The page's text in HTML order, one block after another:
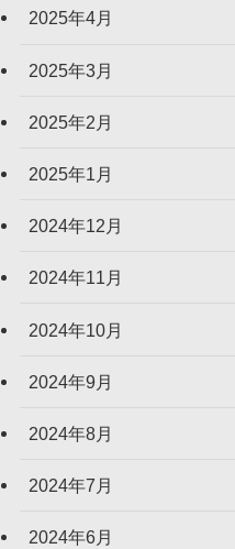
2025年4月
2025年3月
2025年2月
2025年1月
2024年12月
2024年11月
2024年10月
2024年9月
2024年8月
2024年7月
2024年6月